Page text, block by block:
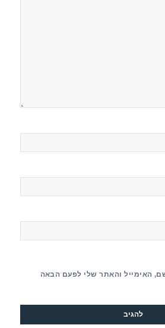
האימייל והאתר שלי לפעם הבאה